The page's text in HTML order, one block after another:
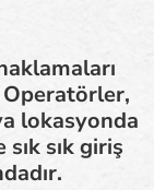
lokasyonda
sık giriş